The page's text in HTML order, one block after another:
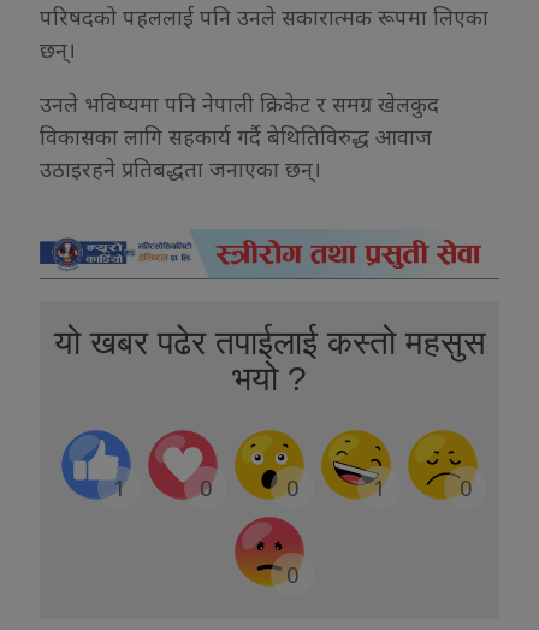
परिषदको पहललाई पनि उनले सकारात्मक रूपमा लिएका
छन्।
उनले भविष्यमा पनि नेपाली क्रिकेट र समग्र खेलकुद
विकासका लागि सहकार्य गर्दै बेथितिविरुद्ध आवाज
उठाइरहने प्रतिबद्धता जनाएका छन्।
यो खबर पढेर तपाईलाई कस्तो महसुस
भयो ?
1 0 0 1 0
0